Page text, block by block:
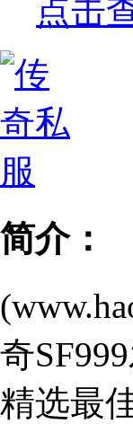
点击
简介：
奇
精选最